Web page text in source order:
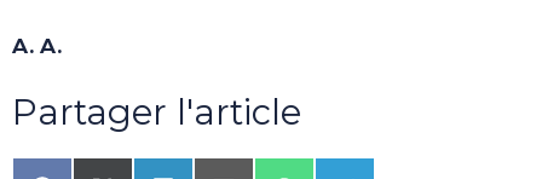
A. A.
Partager l'article